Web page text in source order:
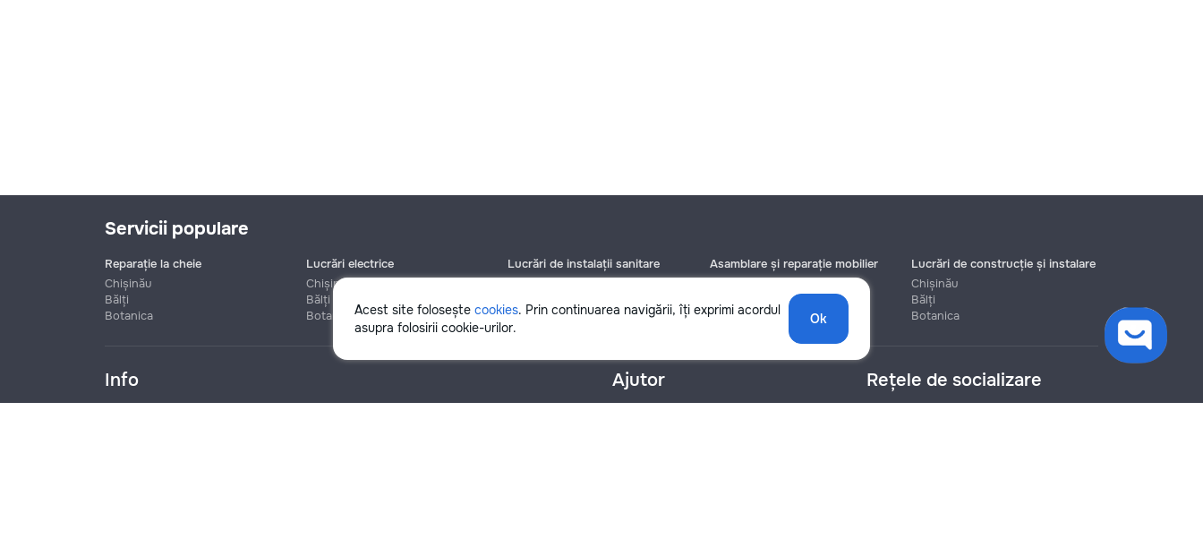
Telefon
Acest site folosește cookies. Prin continuarea navigării, îți exprimi acordul
asupra folosirii cookie-urilor.
Ok
Servicii populare
Reparație la cheie
Chișinău
Bălți
Botanica
Lucrări electrice
Chișinău
Bălți
Botanica
Lucrări de instalații sanitare
Botanica
Asamblare și reparație mobilier
Botanica
Lucrări de construcție și instalare
Chișinău
Bălți
Botanica
Info Ajutor Rețele de socializare